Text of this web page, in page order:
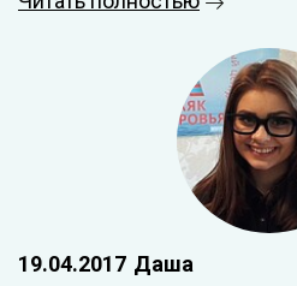
19.04.2017 Даша